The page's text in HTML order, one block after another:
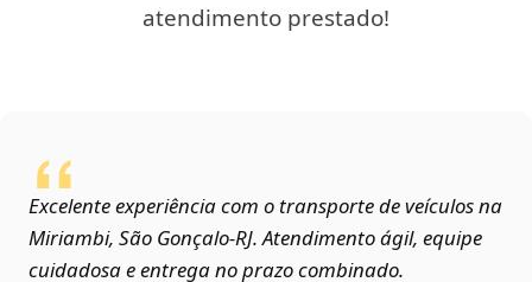
atendimento prestado!
Excelente experiência com o transporte de veículos na
Miriambi, São Gonçalo‑RJ. Atendimento ágil, equipe
cuidadosa e entrega no prazo combinado.